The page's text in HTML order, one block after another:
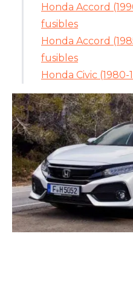
Honda Accord
fusibles
Honda Accord
fusibles
Honda Civic